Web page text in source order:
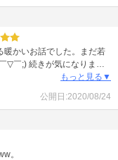
暖かいお話でした。まだ若
▽￣;) 続きが気になりま
もっと見る▼
公開日:2020/08/24
。